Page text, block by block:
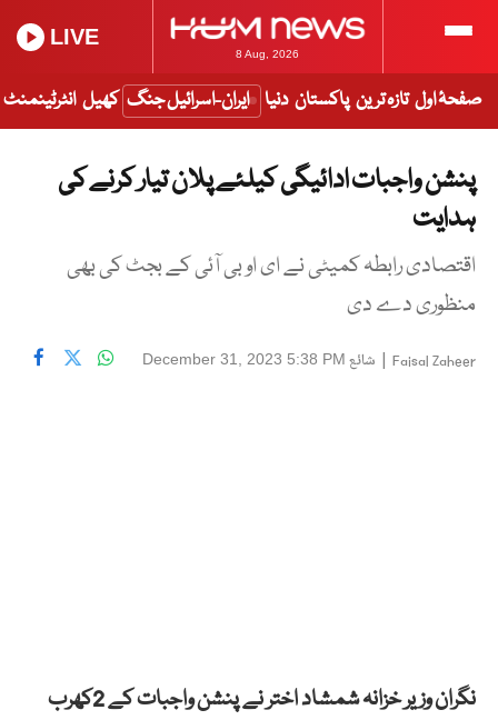
8 Aug, 2026
LIVE
صفحۂ اول تازہ ترین پاکستان دنیا ایران-اسرائیل جنگ کھیل انٹرٹینمنٹ
پنشن واجبات ادائیگی کیلئے پلان تیار کرنے کی
ہدایت
اقتصادی رابطہ کمیٹی نے ای او بی آئی کے بجٹ کی بھی
منظوری دے دی
Faisal Zaheer
| شائع December 31, 2023 5:38 PM
نگران وزیر خزانہ شمشاد اختر نے پنشن واجبات کے 2کھرب